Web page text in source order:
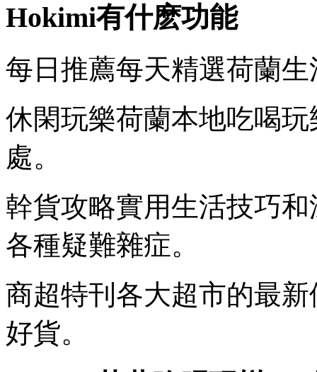
Hokimi有什麽功能
每日推薦每天精選荷蘭
休閑玩樂荷蘭本地吃喝
處。
幹貨攻略實用生活技巧
各種疑難雜症。
商超特刊各大超市的最
好貨。